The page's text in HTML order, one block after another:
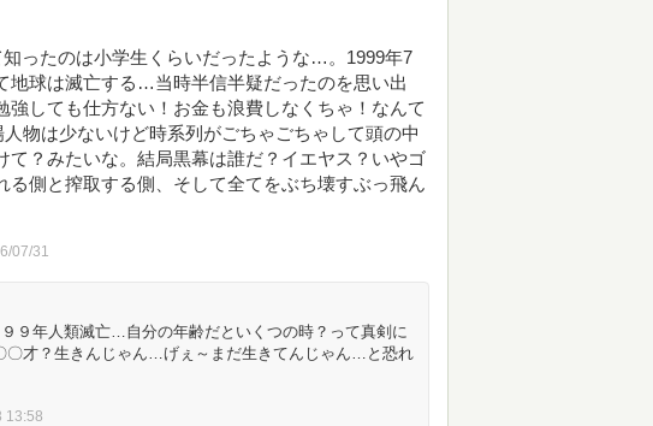
ったのは小学生くらいだったような…。1999年7
地球は滅亡する…当時半信半疑だったのを思い出
しても仕方ない！お金も浪費しなくちゃ！なんて
物は少ないけど時系列がごちゃごちゃして頭の中
て？みたいな。結局黒幕は誰だ？イエヤス？いやゴ
る側と搾取する側、そして全てをぶち壊すぶっ飛ん
07/31
９年人類滅亡…自分の年齢だといくつの時？って真剣に
才？生きんじゃん…げぇ～まだ生きてんじゃん…と恐れ
13:58